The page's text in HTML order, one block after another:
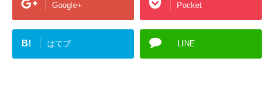
Google+ Pocket
B! はてブ LINE